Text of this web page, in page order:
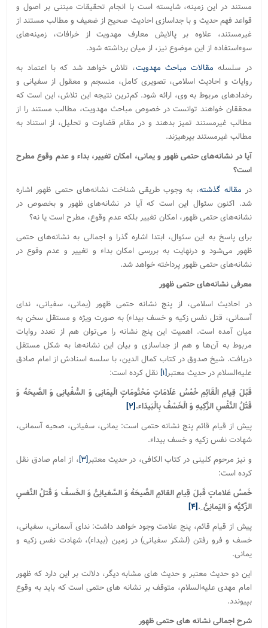
مستند در این زمینه، شایسته است با انجام تحقیقات مبتنی بر اصول و
قواعد فهم حدیث و با جداسازی احادیث صحیح از ضعیف و مطالب مستند از
غیرمستند، علاوه بر پالایش معارف مهدویت از خرافات، زمینه‌های
سوءاستفاده از این موضوع نیز، از میان برداشته شود.
در سلسله مقالات مباحث مهدویت، تلاش خواهد شد که با اعتماد به
روایات و احادیث اسلامی، تصویری کامل، منسجم و معقول از سفیانی و
رخدادهای مربوط به وی، ارائه شود. کم‌ترین نتیجه این تلاش، این است که
محققان خواهند توانست در خصوص مباحث مهدویت، مطالب مستند را از
مطالب غیرمستند تمیز بدهند و در مقام قضاوت و تحلیل، از استناد به
مطالب غیرمستند بپرهیزند.
آیا در نشانه‌های حتمی ظهور و یمانی، امکان تغییر، بداء و عدم وقوع مطرح
است؟
در مقاله گذشته، به وجوب طریقی شناخت نشانه‌های حتمی ظهور اشاره
شد. اکنون سئوال این است که آیا در نشانه‌های ظهور و بخصوص در
نشانه‌های حتمی ظهور، امکان تغییر بلکه عدم وقوع، مطرح است یا نه؟
برای پاسخ به این سئوال، ابتدا اشاره گذرا و اجمالی به نشانه‌های حتمی
ظهور می‌شود و درنهایت به بررسی امکان بداء و تغییر و عدم وقوع در
نشانه‌های حتمی ظهور پرداخته خواهد شد.
معرفی نشانه‌های حتمی ظهور
در احادیث اسلامی، از پنج نشانه حتمی ظهور (یمانی، سفیانی، ندای
آسمانی، قتل نفس زکیه و خسف بیداء) به صورت ویژه و مستقل سخن به
میان آمده است. اهمیت این پنج نشانه‌ را می‌توان هم از تعدد روایات
مربوط به آن‌ها و هم از جداسازی و بیان این نشانه‌ها به شکل مستقل
دریافت. شیخ صدوق در کتاب کمال الدین، با سلسه اسنادش از امام صادق
علیه‌السلام در حدیث معتبر[۱] نقل کرده است:
قَبْلَ قِیامِ الْقَائِمِ خَمْسُ عَلَامَاتٍ مَحْتُومَاتٍ الْیمَانِی وَ السُّفْیانِی وَ الصَّیحَهُ وَ
قَتْلُ النَّفْسِ الزَّکِیهِ وَ الْخَسْفُ بِالْبَیدَاء.[۲]
پیش از قیام قائم پنج نشانه حتمی است: یمانی، سفیانی، صحیه آسمانی،
شهادت نفس زکیه و خسف بیداء.
و نیز مرحوم کلینی در کتاب الکافی، در حدیث معتبر[۳]
، از امام صادق نقل
کرده است:
خَمسُ عَلاماتٍ قَبلَ قِیامِ القائمِ الصَّیحَهُ وَ السَّفیانِیُّ وَ الخَسفُ وَ قَتلُ النَّفسِ
الزَّکیَّه وَ الیَمانِیُّ ِ.[۴]
پیش از قیام قائم، پنج علامت وجود خواهد داشت: ندای آسمانی، سفیانی،
خسف و فرو رفتن (لشکر سفیانی) در زمین (بیداء)، شهادت نفس زکیه و
یمانی.
این دو حدیث معتبر و حدیث های مشابه دیگر، دلالت بر این دارد که ظهور
امام مهدی علیه‌السلام، متوقف بر نشانه های حتمی است که باید به وقوع
بپیوندد.
شرح اجمالی نشانه های حتمی ظهور